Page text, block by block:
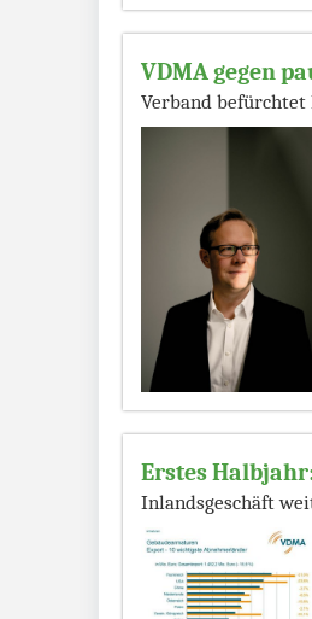
VDMA gegen
Verband
Erstes
Inlandsgeschäft